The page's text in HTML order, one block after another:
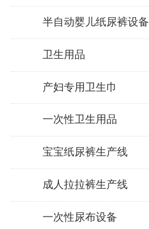
半自动婴儿纸尿裤设备
卫生用品
产妇专用卫生巾
一次性卫生用品
宝宝纸尿裤生产线
成人拉拉裤生产线
一次性尿布设备